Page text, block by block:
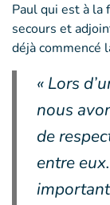
Paul qui est à la
secours et
déjà commencé
« Lors
nous
de
entre